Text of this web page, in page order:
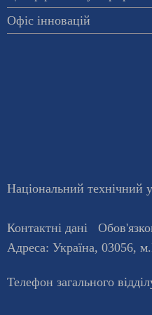
Офіс інновацій
Національний технічний
Контактні дані
Адреса: Україна, 03056, м.
Телефон загального